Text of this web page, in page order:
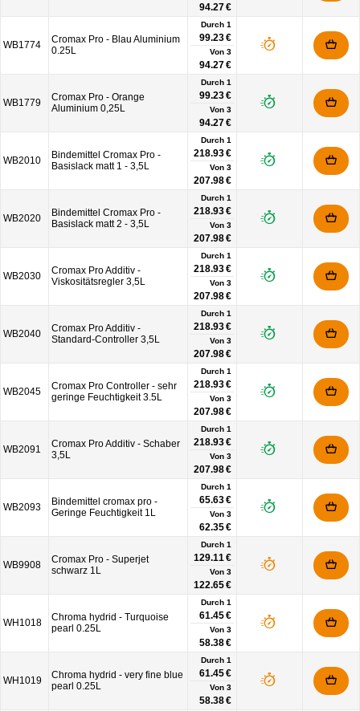
94.27 €
WB1774
Cromax Pro - Blau Aluminium
0.25L
Durch 1
99.23 €
Von 3
94.27 €
WB1779
Cromax Pro - Orange
Aluminium 0,25L
Durch 1
99.23 €
Von 3
94.27 €
WB2010
Bindemittel Cromax Pro -
Basislack matt 1 - 3,5L
Durch 1
218.93 €
Von 3
207.98 €
WB2020
Bindemittel Cromax Pro -
Basislack matt 2 - 3,5L
Durch 1
218.93 €
Von 3
207.98 €
WB2030
Cromax Pro Additiv -
Viskositätsregler 3,5L
Durch 1
218.93 €
Von 3
207.98 €
WB2040
Cromax Pro Additiv -
Standard-Controller 3,5L
Durch 1
218.93 €
Von 3
207.98 €
WB2045
Cromax Pro Controller - sehr
geringe Feuchtigkeit 3.5L
Durch 1
218.93 €
Von 3
207.98 €
WB2091
Cromax Pro Additiv - Schaber
3,5L
Durch 1
218.93 €
Von 3
207.98 €
WB2093
Bindemittel cromax pro -
Geringe Feuchtigkeit 1L
Durch 1
65.63 €
Von 3
62.35 €
WB9908
Cromax Pro - Superjet
schwarz 1L
Durch 1
129.11 €
Von 3
122.65 €
WH1018
Chroma hydrid - Turquoise
pearl 0.25L
Durch 1
61.45 €
Von 3
58.38 €
WH1019
Chroma hydrid - very fine blue
pearl 0.25L
Durch 1
61.45 €
Von 3
58.38 €